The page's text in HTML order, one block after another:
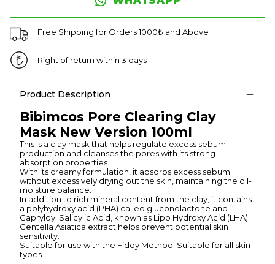
Free Shipping for Orders 1000₺ and Above
Right of return within 3 days
Product Description
Bibimcos Pore Clearing Clay
Mask New Version 100ml
This is a clay mask that helps regulate excess sebum
production and cleanses the pores with its strong
absorption properties.
With its creamy formulation, it absorbs excess sebum
without excessively drying out the skin, maintaining the oil-
moisture balance.
In addition to rich mineral content from the clay, it contains
a polyhydroxy acid (PHA) called gluconolactone and
Capryloyl Salicylic Acid, known as Lipo Hydroxy Acid (LHA).
Centella Asiatica extract helps prevent potential skin
sensitivity.
Suitable for use with the Fiddy Method. Suitable for all skin
types.